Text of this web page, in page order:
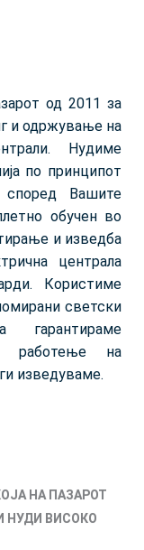
од 2011 за
и одржување на
Нудиме
по принципот
Вашите
обучен во
и изведба
централа
Користиме
светски
работење на
изведуваме.
НА ПАЗАРОТ
НУДИ ВИСОКО